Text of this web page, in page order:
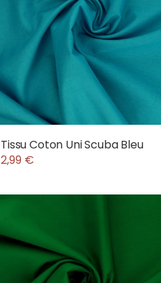
Tissu Coton Uni Scuba Bleu
2,99 €